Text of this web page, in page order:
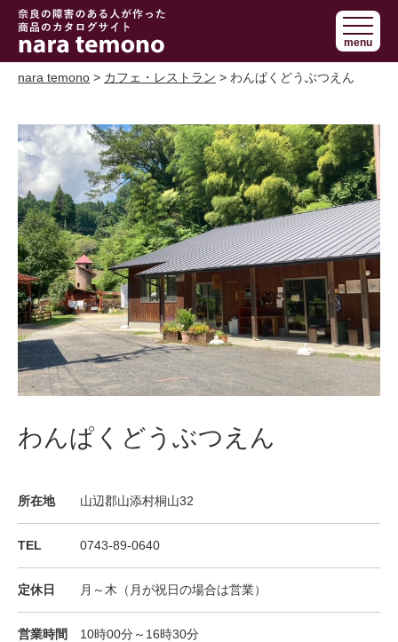
奈良で障害の
ある人の手作
り商品 nara
menu
nara temono > カフェ・レストラン > わんぱくどうぶつえん
わんぱくどうぶつえん
所在地 山辺郡山添村桐山32
TEL 0743-89-0640
定休日 月～木（月が祝日の場合は営業）
営業時間 10時00分～16時30分